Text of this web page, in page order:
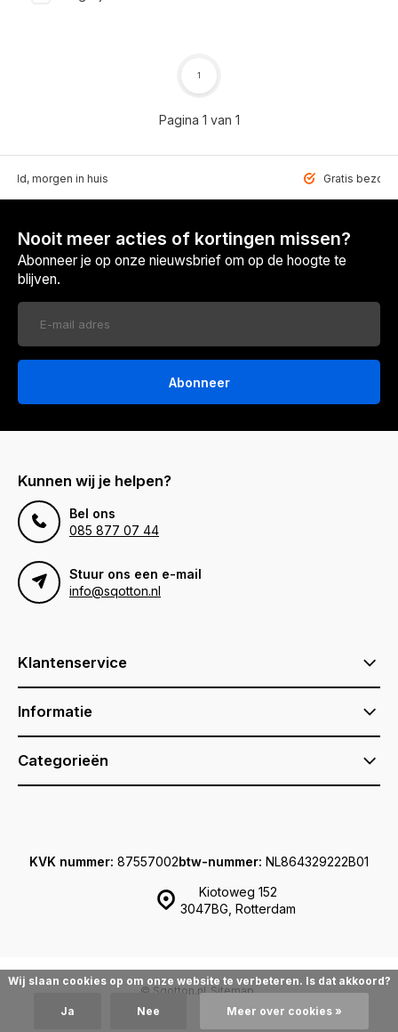
Pagina 1 van 1
1
morgen in huis Gratis
Nooit meer acties of kortingen missen?
Abonneer je op onze nieuwsbrief om op de hoogte te
blijven.
Abonneer
Kunnen wij je helpen?
Bel ons
085 877 07 44
Stuur ons een e-mail
info@sqotton.nl
Klantenservice
Informatie
Categorieën
Kiotoweg 152
3047BG, Rotterdam
KVK nummer: 87557002btw-nummer: NL864329222B01
© Sqotton.nl Sitemap
Wij slaan cookies op om onze website te verbeteren. Is dat akkoord?
Ja Nee Meer over cookies »